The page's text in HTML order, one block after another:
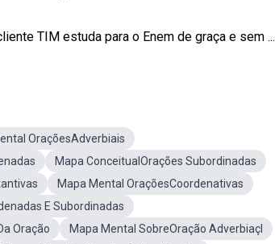
TIM estuda para o Enem de graça e sem ...
OraçõesAdverbiais
Mapa ConceitualOrações Subordinadas
Mapa Mental OraçõesCoordenativas
E Subordinadas
Oração
Mapa Mental SobreOração Adverbiaçl